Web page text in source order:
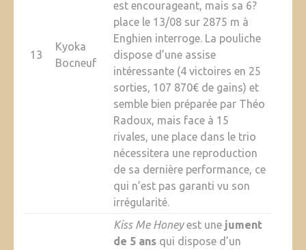
13
Kyoka
Bocneuf
est encourageant, mais sa 6?
place le 13/08 sur 2875 m à
Enghien interroge. La pouliche
dispose d’une assise
intéressante (4 victoires en 25
sorties, 107 870€ de gains) et
semble bien préparée par Théo
Radoux, mais face à 15
rivales, une place dans le trio
nécessitera une reproduction
de sa dernière performance, ce
qui n’est pas garanti vu son
irrégularité.
Kiss Me Honeyest une jument
de 5 ansqui dispose d’un